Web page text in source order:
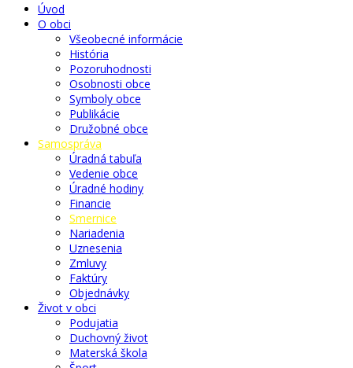
Úvod
O obci
Všeobecné informácie
História
Pozoruhodnosti
Osobnosti obce
Symboly obce
Publikácie
Družobné obce
Samospráva
Úradná tabuľa
Vedenie obce
Úradné hodiny
Financie
Smernice
Nariadenia
Uznesenia
Zmluvy
Faktúry
Objednávky
Život v obci
Podujatia
Duchovný život
Materská škola